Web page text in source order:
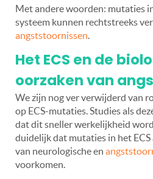
Met andere woorden: mutaties
systeem kunnen rechtstreeks
angststoornissen.
Het ECS en de
oorzaken van
We zijn nog ver verwijderd van
op ECS-mutaties. Studies als
dat dit sneller werkelijkheid
duidelijk dat mutaties in het
van neurologische en
voorkomen.